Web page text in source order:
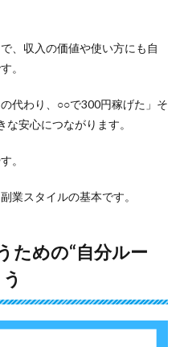
、収入の価値や使い方にも自
。
代わり、○○で300円稼げた」そ
安心につながります。
。
業スタイルの基本です。
ための“自分ルー